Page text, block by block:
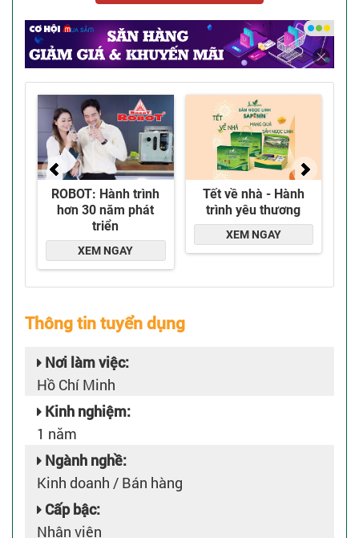
Thông tin tuyển dụng
Nơi làm việc:
Hồ Chí Minh
Kinh nghiệm:
1 năm
Ngành nghề:
Kinh doanh / Bán hàng
Cấp bậc:
Nhân viên